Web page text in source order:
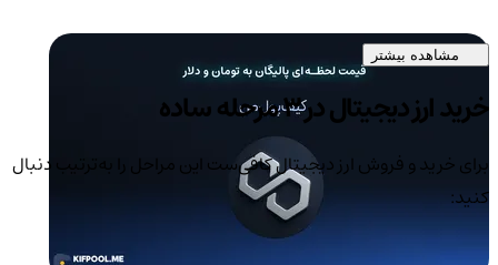
مشاهده بیشتر
خرید ارز دیجیتال در 3 مرحله ساده
برای خرید و فروش ارز دیجیتال کافی‌ست این مراحل را به‌ترتیب دنبال
کنید: